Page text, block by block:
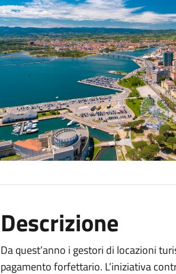
Descrizione
Da quest’anno i gestori di locazioni
pagamento forfettario. L’iniziativa